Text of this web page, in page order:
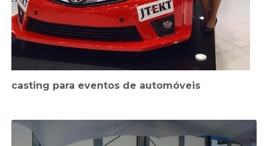
casting para eventos de automóveis